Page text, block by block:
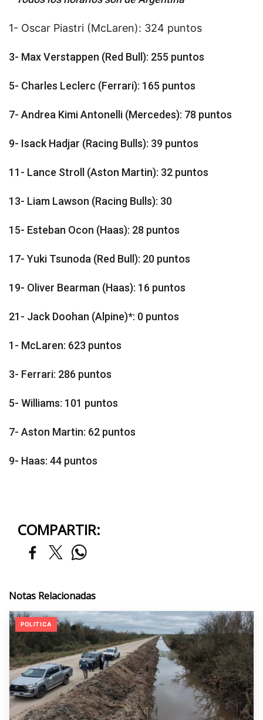
1- Oscar Piastri (McLaren): 324 puntos
3- Max Verstappen (Red Bull): 255 puntos
5- Charles Leclerc (Ferrari): 165 puntos
7- Andrea Kimi Antonelli (Mercedes): 78 puntos
9- Isack Hadjar (Racing Bulls): 39 puntos
11- Lance Stroll (Aston Martin): 32 puntos
13- Liam Lawson (Racing Bulls): 30
15- Esteban Ocon (Haas): 28 puntos
17- Yuki Tsunoda (Red Bull): 20 puntos
19- Oliver Bearman (Haas): 16 puntos
21- Jack Doohan (Alpine)*: 0 puntos
1- McLaren: 623 puntos
3- Ferrari: 286 puntos
5- Williams: 101 puntos
7- Aston Martin: 62 puntos
9- Haas: 44 puntos
COMPARTIR:
Notas Relacionadas
POLITICA